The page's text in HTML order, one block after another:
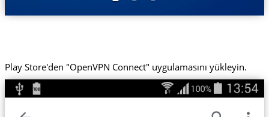
Play Store'den "OpenVPN Connect" uygulamasını yükleyin.